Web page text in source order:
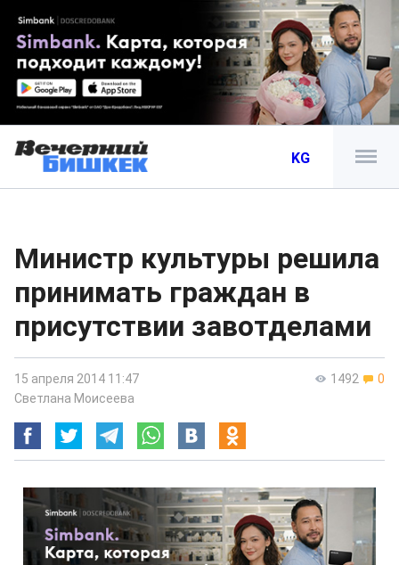
KG
Министр культуры решила
принимать граждан в
присутствии завотделами
1492 0
15 апреля 2014 11:47
Светлана Моисеева